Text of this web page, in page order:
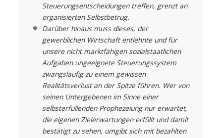
Steuerungsentscheidungen treffen, grenzt an
organisierten Selbstbetrug.
Darüber hinaus muss dieses, der
gewerblichen Wirtschaft entlehnte und für
unsere nicht marktfähigen sozialstaatlichen
Aufgaben ungeeignete Steuerungssystem
zwangsläufig zu einem gewissen
Realitätsverlust an der Spitze führen. Wer von
seinen Untergebenen im Sinne einer
selbsterfüllenden Prophezeiung nur erwartet,
die eigenen Zielerwartungen erfüllt und damit
bestätigt zu sehen, umgibt sich mit bezahlten